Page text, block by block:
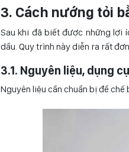
3. Cách nướng tỏi
Sau khi đã biết được những lợi
dầu. Quy trình này diễn ra rất
3.1. Nguyên liệu, dụng
Nguyên liệu cần chuẩn bị để